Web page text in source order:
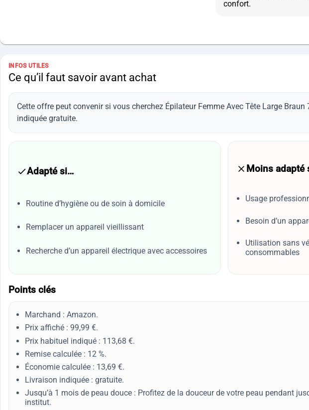
INFOS UTILES
Ce qu’il faut savoir avant achat
Cette offre peut convenir si vous cherchez Épilateur Femme Avec Tête Large
indiquée gratuite.
Adapté si…
Routine d’hygiène ou de soin à domicile
Remplacer un appareil vieillissant
Recherche d’un appareil électrique avec accessoires
Moins adapté
Usage
Besoin d’un
Utilisation sans
consommables
Points clés
Marchand : Amazon.
Prix affiché : 99,99 €.
Prix habituel indiqué : 113,68 €.
Remise calculée : 12 %.
Économie calculée : 13,69 €.
Livraison indiquée : gratuite.
Jusqu’à 1 mois de peau douce : Profitez de la douceur de votre peau pendant
institut.